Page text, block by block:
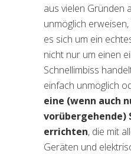
aus vielen Gründen
unmöglich
es sich um ein
nicht nur um einen
Schnellimbiss
einfach unmöglich
eine (wenn auch
vorübergehende)
errichten, die mit
Geräten und